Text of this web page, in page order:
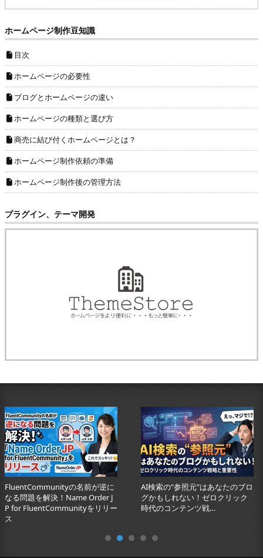
ホームページ制作豆知識
目次
ホームページの必要性
ブログとホームページの違い
ホームページの種類と選び方
商売に結び付くホームページとは？
ホームページ制作依頼の準備
ホームページ制作後の管理方法
プラグイン、テーマ開発
FluentCommunityの名前が逆に
なる問題を解決！Name Order J
P for FluentCommunityをリリー
ス
AI検索の”参照元”はあなたのブロ
グかもしれない！ゼロクリック
時代のコンテンツ戦…